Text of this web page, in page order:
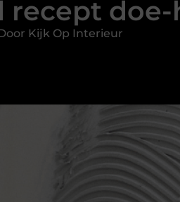
recept
Kijk Op Interieur